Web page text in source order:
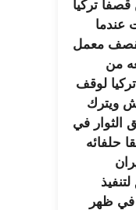
قصفا تركيا
عندما
معمل
من
لوقف
ويترك
في
حلفائه
في ظهر